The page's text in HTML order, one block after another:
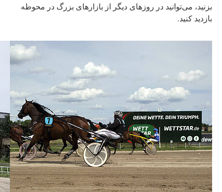
بزنید، می‌توانید در روزهای دیگر از بازارهای بزرگ در محوطه
بازدید کنید.